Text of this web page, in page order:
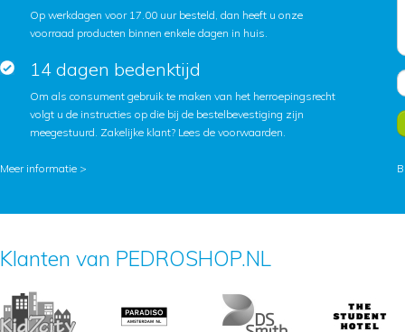
Op werkdagen voor 17.00 uur besteld, dan heeft u onze
voorraad producten binnen enkele dagen in huis.
14 dagen bedenktijd
Om als consument gebruik te maken van het herroepingsrecht
volgt u de instructies op die bij de bestelbevestiging zijn
meegestuurd. Zakelijke klant? Lees de voorwaarden.
Meer informatie >
Klanten van PEDROSHOP.NL